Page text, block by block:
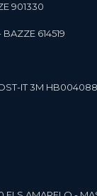
901330
614519
IT 3M